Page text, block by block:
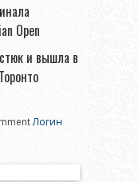
Open
и вышла в
Логин